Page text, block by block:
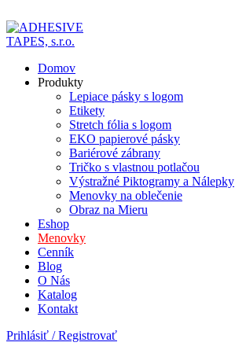
Domov
Produkty
Lepiace pásky s logom
Etikety
Stretch fólia s logom
EKO papierové pásky
Bariérové zábrany
Tričko s vlastnou potlačou
Výstražné Piktogramy a Nálepky
Menovky na oblečenie
Obraz na Mieru
Eshop
Menovky
Cenník
Blog
O Nás
Katalog
Kontakt
Prihlásiť / Registrovať